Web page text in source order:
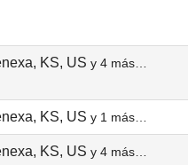
KS, US y 4 más…
KS, US y 1 más…
KS, US y 4 más…